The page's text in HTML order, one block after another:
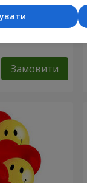
Замовити